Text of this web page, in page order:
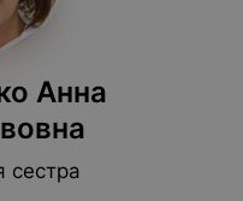
Анна
сестра